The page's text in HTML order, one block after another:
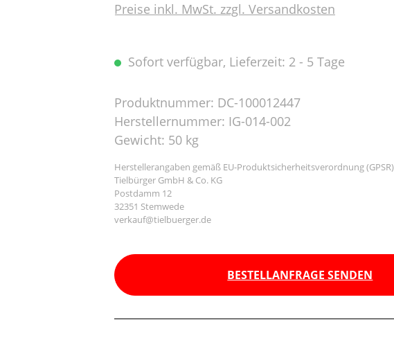
Preise inkl. MwSt. zzgl. Versandkosten
Sofort verfügbar, Lieferzeit: 2 - 5 Tage
Produktnummer: DC-100012447
Herstellernummer: IG-014-002
Gewicht: 50 kg
Herstellerangaben gemäß EU-Produktsicherheitsverordnung
Tielbürger GmbH & Co. KG
Postdamm 12
32351 Stemwede
verkauf@tielbuerger.de
BESTELLANFRAGE SENDEN